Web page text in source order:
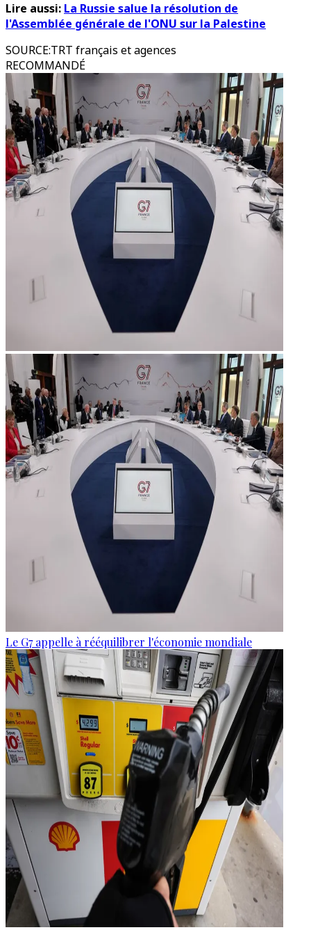
Lire aussi: La Russie salue la résolution de
l'Assemblée générale de l'ONU sur la Palestine
SOURCE:TRT français et agences
RECOMMANDÉ
Le G7 appelle à rééquilibrer l'économie mondiale